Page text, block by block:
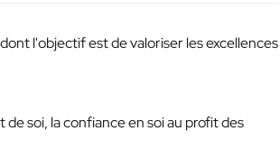
l'objectif est de valoriser les excellences
soi, la confiance en soi au profit des